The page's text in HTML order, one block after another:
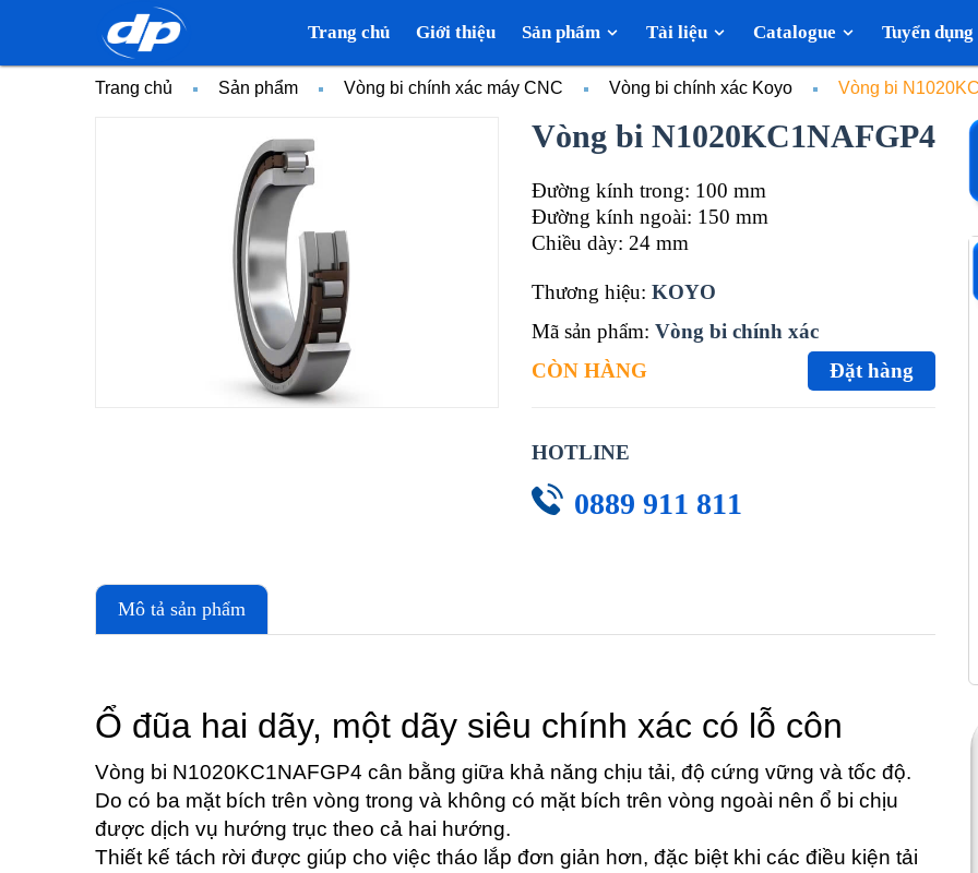
Trang chủ Giới thiệu Sản phẩm Tài liệu Catalogue Tuyển dụng
Trang chủ Sản phẩm Vòng bi chính xác máy CNC Vòng bi chính xác Koyo Vòng bi
Vòng bi N1020KC1NAFGP4
Đường kính trong: 100 mm
Đường kính ngoài: 150 mm
Chiều dày: 24 mm
Thương hiệu: KOYO
Mã sản phẩm: Vòng bi chính xác
CÒN HÀNG
Đặt hàng
HOTLINE
0889 911 811
Mô tả sản phẩm
Ổ đũa hai dãy, một dãy siêu chính xác có lỗ côn
Vòng bi N1020KC1NAFGP4 cân bằng giữa khả năng chịu tải, độ cứng vững và tốc độ.
Do có ba mặt bích trên vòng trong và không có mặt bích trên vòng ngoài nên ổ bi chịu
được dịch vụ hướng trục theo cả hai hướng.
Thiết kế tách rời được giúp cho việc tháo lắp đơn giản hơn, đặc biệt khi các điều kiện tải